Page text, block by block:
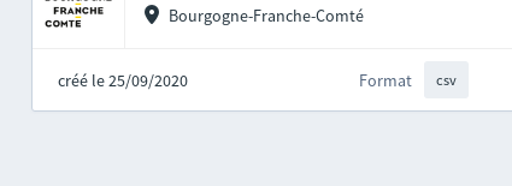
Bourgogne-Franche-Comté
créé le 25/09/2020 Format csv